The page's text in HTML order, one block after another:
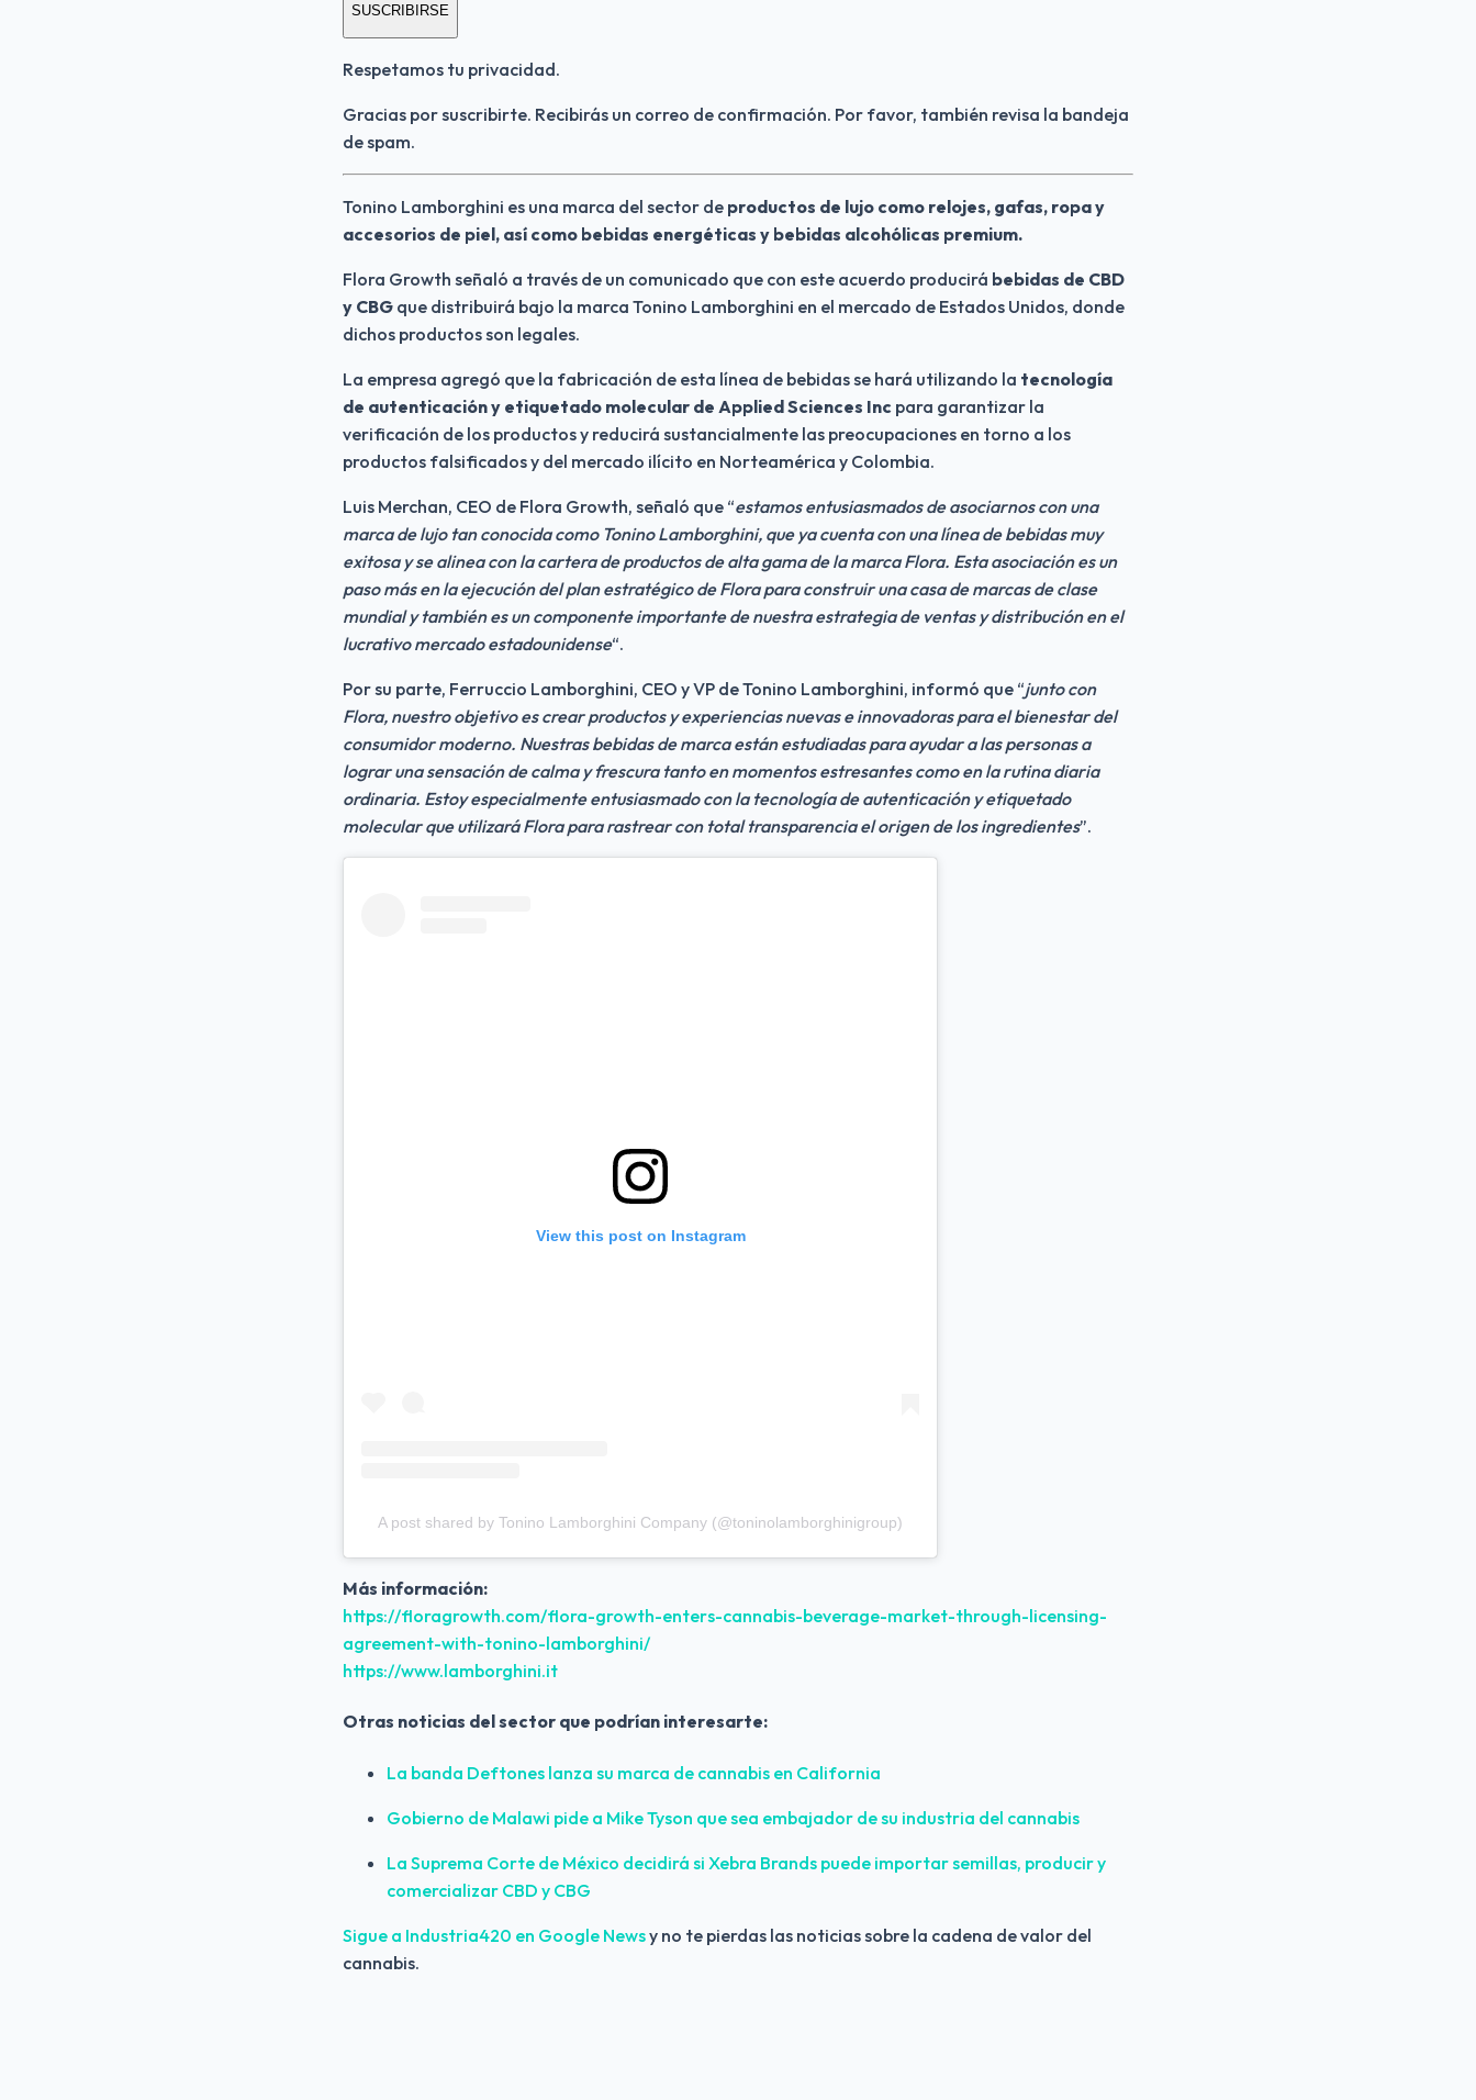
SUSCRIBIRSE
Respetamos tu privacidad.
Gracias por suscribirte. Recibirás un correo de confirmación. Por favor, también revisa la bandeja
de spam.
Tonino Lamborghini es una marca del sector de productos de lujo como relojes, gafas, ropa y
accesorios de piel, así como bebidas energéticas y bebidas alcohólicas premium.
Flora Growth señaló a través de un comunicado que con este acuerdo producirá bebidas de CBD
y CBG que distribuirá bajo la marca Tonino Lamborghini en el mercado de Estados Unidos, donde
dichos productos son legales.
La empresa agregó que la fabricación de esta línea de bebidas se hará utilizando la tecnología
de autenticación y etiquetado molecular de Applied Sciences Inc para garantizar la
verificación de los productos y reducirá sustancialmente las preocupaciones en torno a los
productos falsificados y del mercado ilícito en Norteamérica y Colombia.
Luis Merchan, CEO de Flora Growth, señaló que “estamos entusiasmados de asociarnos con una
marca de lujo tan conocida como Tonino Lamborghini, que ya cuenta con una línea de bebidas muy
exitosa y se alinea con la cartera de productos de alta gama de la marca Flora. Esta asociación es un
paso más en la ejecución del plan estratégico de Flora para construir una casa de marcas de clase
mundial y también es un componente importante de nuestra estrategia de ventas y distribución en el
lucrativo mercado estadounidense“.
Por su parte, Ferruccio Lamborghini, CEO y VP de Tonino Lamborghini, informó que “junto con
Flora, nuestro objetivo es crear productos y experiencias nuevas e innovadoras para el bienestar del
consumidor moderno. Nuestras bebidas de marca están estudiadas para ayudar a las personas a
lograr una sensación de calma y frescura tanto en momentos estresantes como en la rutina diaria
ordinaria. Estoy especialmente entusiasmado con la tecnología de autenticación y etiquetado
molecular que utilizará Flora para rastrear con total transparencia el origen de los ingredientes”.
View this post on Instagram
A post shared by Tonino Lamborghini Company (@toninolamborghinigroup)
Más información:
https://floragrowth.com/flora-growth-enters-cannabis-beverage-market-through-licensing-
agreement-with-tonino-lamborghini/
https://www.lamborghini.it
Otras noticias del sector que podrían interesarte:
La banda Deftones lanza su marca de cannabis en California
Gobierno de Malawi pide a Mike Tyson que sea embajador de su industria del cannabis
La Suprema Corte de México decidirá si Xebra Brands puede importar semillas, producir y
comercializar CBD y CBG
Sigue a Industria420 en Google News y no te pierdas las noticias sobre la cadena de valor del
cannabis.